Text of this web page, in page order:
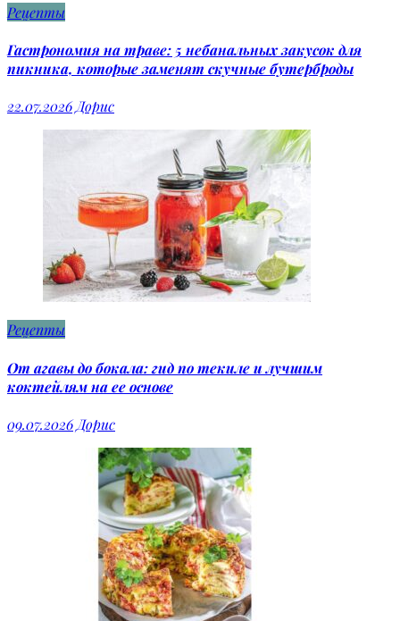
Рецепты
Гастрономия на траве: 5 небанальных закусок для
пикника, которые заменят скучные бутерброды
22.07.2026Дорис
Рецепты
От агавы до бокала: гид по текиле и лучшим
коктейлям на ее основе
09.07.2026 Дорис